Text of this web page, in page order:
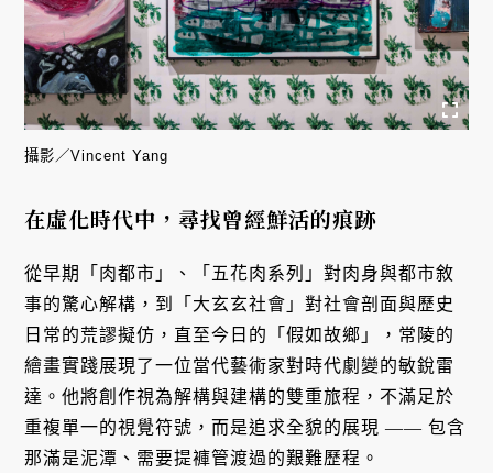
攝影／Vincent Yang
在虛化時代中，尋找曾經鮮活的痕跡
從早期「肉都市」、「五花肉系列」對肉身與都市敘
事的驚心解構，到「大玄玄社會」對社會剖面與歷史
日常的荒謬擬仿，直至今日的「假如故鄉」，常陵的
繪畫實踐展現了一位當代藝術家對時代劇變的敏銳雷
達。他將創作視為解構與建構的雙重旅程，不滿足於
重複單一的視覺符號，而是追求全貌的展現 —— 包含
那滿是泥潭、需要提褲管渡過的艱難歷程。